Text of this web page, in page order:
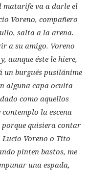
matarife va a darle el
Voreno, compañero
salta a la arena.
a su amigo. Voreno
aunque éste le hiere,
burgués pusilánime
alguna capa oculta
como aquellos
la escena
quisiera contar
Voreno o Tito
pinten bastos, me
una espada,